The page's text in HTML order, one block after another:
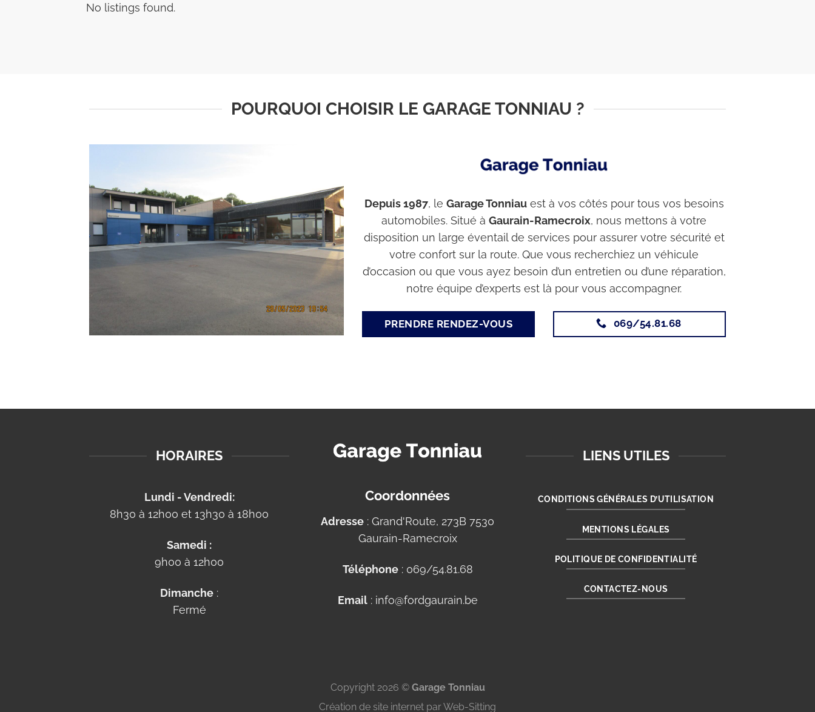
No listings found.
POURQUOI CHOISIR LE GARAGE TONNIAU ?
Depuis 1987, le Garage Tonniauest à vos côtés pour tous vos besoins
automobiles. Situé à Gaurain-Ramecroix, nous mettons à votre
disposition un large éventail de services pour assurer votre sécurité et
votre confort sur la route. Que vous recherchiez un véhicule
d’occasion ou que vous ayez besoin d’un entretien ou d’une réparation,
notre équipe d’experts est là pour vous accompagner.
PRENDRE RENDEZ-VOUS 069/54.81.68
HORAIRES
Lundi - Vendredi:
8h30 à 12h00 et 13h30 à 18h00
Samedi :
9h00 à 12h00
Dimanche :
Fermé
Coordonnées
Adresse : Grand'Route, 273B 7530
Gaurain-Ramecroix
Téléphone: 069/54.81.68
Email: info@fordgaurain.be
LIENS UTILES
CONDITIONS GÉNÉRALES D’UTILISATION
MENTIONS LÉGALES
POLITIQUE DE CONFIDENTIALITÉ
CONTACTEZ-NOUS
Copyright 2026 © Garage Tonniau
Création de site internet parWeb-Sitting